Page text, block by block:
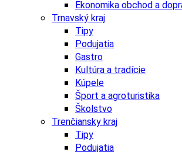
Ekonomika obchod a
Trnavský kraj
Tipy
Podujatia
Gastro
Kultúra a tradície
Kúpele
Šport a agroturistika
Školstvo
Trenčiansky kraj
Tipy
Podujatia